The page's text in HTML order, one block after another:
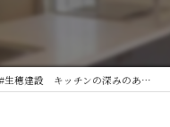
#生穂建設 キッチンの深みのあるネイビーと、カップボードの温...